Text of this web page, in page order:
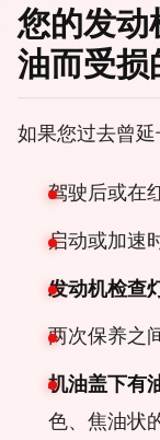
您的发
油而受
如果您过去曾
驾驶后或在
启动或加速
发动机检查
两次保养之
机油盖下有
色、焦油状